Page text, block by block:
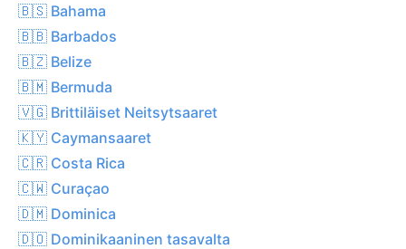
🇧🇸 Bahama
🇧🇧 Barbados
🇧🇿 Belize
🇧🇲 Bermuda
🇻🇬 Brittiläiset Neitsytsaaret
🇰🇾 Caymansaaret
🇨🇷 Costa Rica
🇨🇼 Curaçao
🇩🇲 Dominica
🇩🇴 Dominikaaninen tasavalta